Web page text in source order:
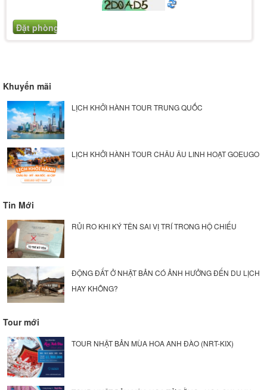
Khuyến mãi
LỊCH KHỞI HÀNH TOUR TRUNG QUỐC
LỊCH KHỞI HÀNH TOUR CHÂU ÂU LINH HOẠT GOEUGO
Tin Mới
RỦI RO KHI KÝ TÊN SAI VỊ TRÍ TRONG HỘ CHIẾU
ĐỘNG ĐẤT Ở NHẬT BẢN CÓ ẢNH HƯỞNG ĐẾN DU LỊCH
HAY KHÔNG?
Tour mới
TOUR NHẬT BẢN MÙA HOA ANH ĐÀO (NRT-KIX)